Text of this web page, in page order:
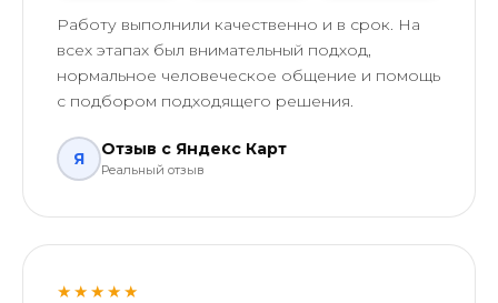
Работу выполнили качественно и в срок. На
всех этапах был внимательный подход,
нормальное человеческое общение и помощь
с подбором подходящего решения.
Я Отзыв с Яндекс Карт
Реальный отзыв
★★★★★